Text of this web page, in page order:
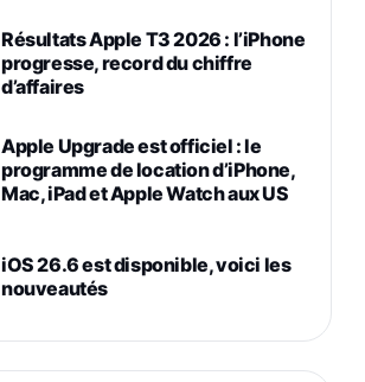
Résultats Apple T3 2026 : l’iPhone
progresse, record du chiffre
d’affaires
Apple Upgrade est officiel : le
programme de location d’iPhone,
Mac, iPad et Apple Watch aux US
iOS 26.6 est disponible, voici les
nouveautés